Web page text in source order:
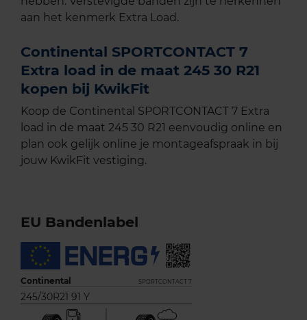
aan het kenmerk Extra Load.
Continental SPORTCONTACT 7
Extra load in de maat 245 30 R21
kopen bij KwikFit
Koop de Continental SPORTCONTACT 7 Extra
load in de maat 245 30 R21 eenvoudig online en
plan ook gelijk online je montageafspraak in bij
jouw KwikFit vestiging.
EU Bandenlabel
Continental SPORTCONTACT 7
245/30R21 91 Y